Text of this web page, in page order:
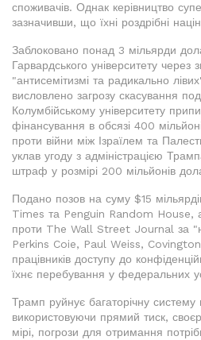
споживачів. Однак керівництво
зазначивши, що їхні роздрібні
Заблоковано понад 3 мільярди
Гарвардського університету через
"антисемітизмі та радикально
висловлено загрозу скасування
Колумбійському університету
фінансування в обсязі 400
проти війни між Ізраїлем та
уклав угоду з адміністрацією
штраф у розмірі 200 мільйонів
Подано позов на суму $15
Times та Penguin Random House,
проти The Wall Street Journal за
Perkins Coie, Paul Weiss,
працівників доступу до
їхнє перебування у федеральних
Трамп руйнує багаторічну систему
використовуючи прямий тиск,
мірі, погрози для отримання